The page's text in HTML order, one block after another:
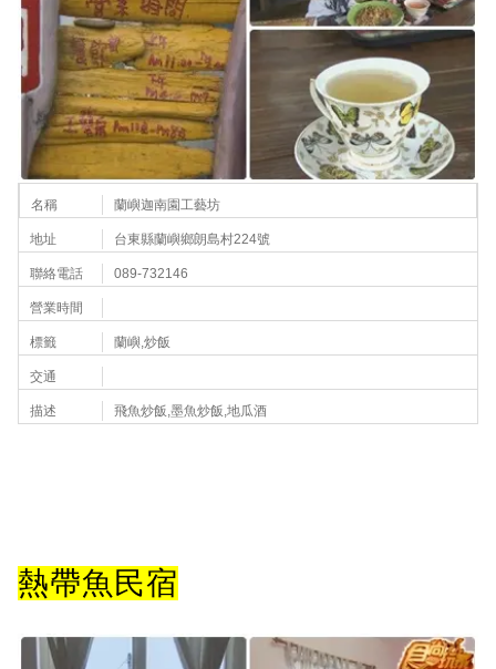
名稱 蘭嶼迦南園工藝坊
地址 台東縣蘭嶼鄉朗島村224號
聯絡電話 089-732146
營業時間
標籤 蘭嶼,炒飯
交通
描述 飛魚炒飯,墨魚炒飯,地瓜酒
熱帶魚民宿